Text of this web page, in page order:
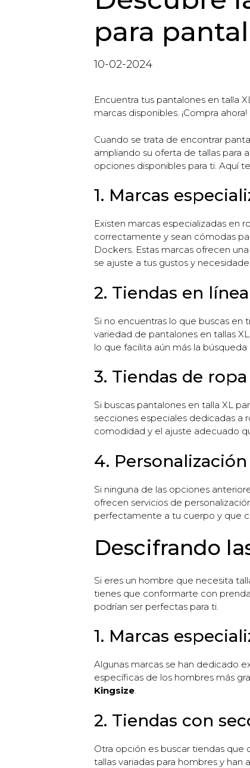
para
10-02-2024
Encuentra tus pantalones en talla
marcas disponibles. ¡Compra ahora!
Cuando se trata de encontrar
ampliando su oferta de tallas para
opciones disponibles para ti. Aquí
1. Marcas
Existen marcas especializadas en
correctamente y sean cómodas
Dockers. Estas marcas ofrecen
se ajuste a tus gustos y
2. Tiendas en línea
Si no encuentras lo que buscas en
variedad de pantalones en tallas
lo que facilita aún más la
3. Tiendas de
Si buscas pantalones en talla XL
secciones especiales dedicadas a
comodidad y el ajuste adecuado
4. Personalización
Si ninguna de las opciones
ofrecen servicios de
perfectamente a tu cuerpo y que
Descifrando
Si eres un hombre que necesita
tienes que conformarte con
podrían ser perfectas para ti.
1. Marcas
Algunas marcas se han dedicado
específicas de los hombres más
Kingsize.
2. Tiendas con
Otra opción es buscar tiendas
tallas variadas para hombres y han